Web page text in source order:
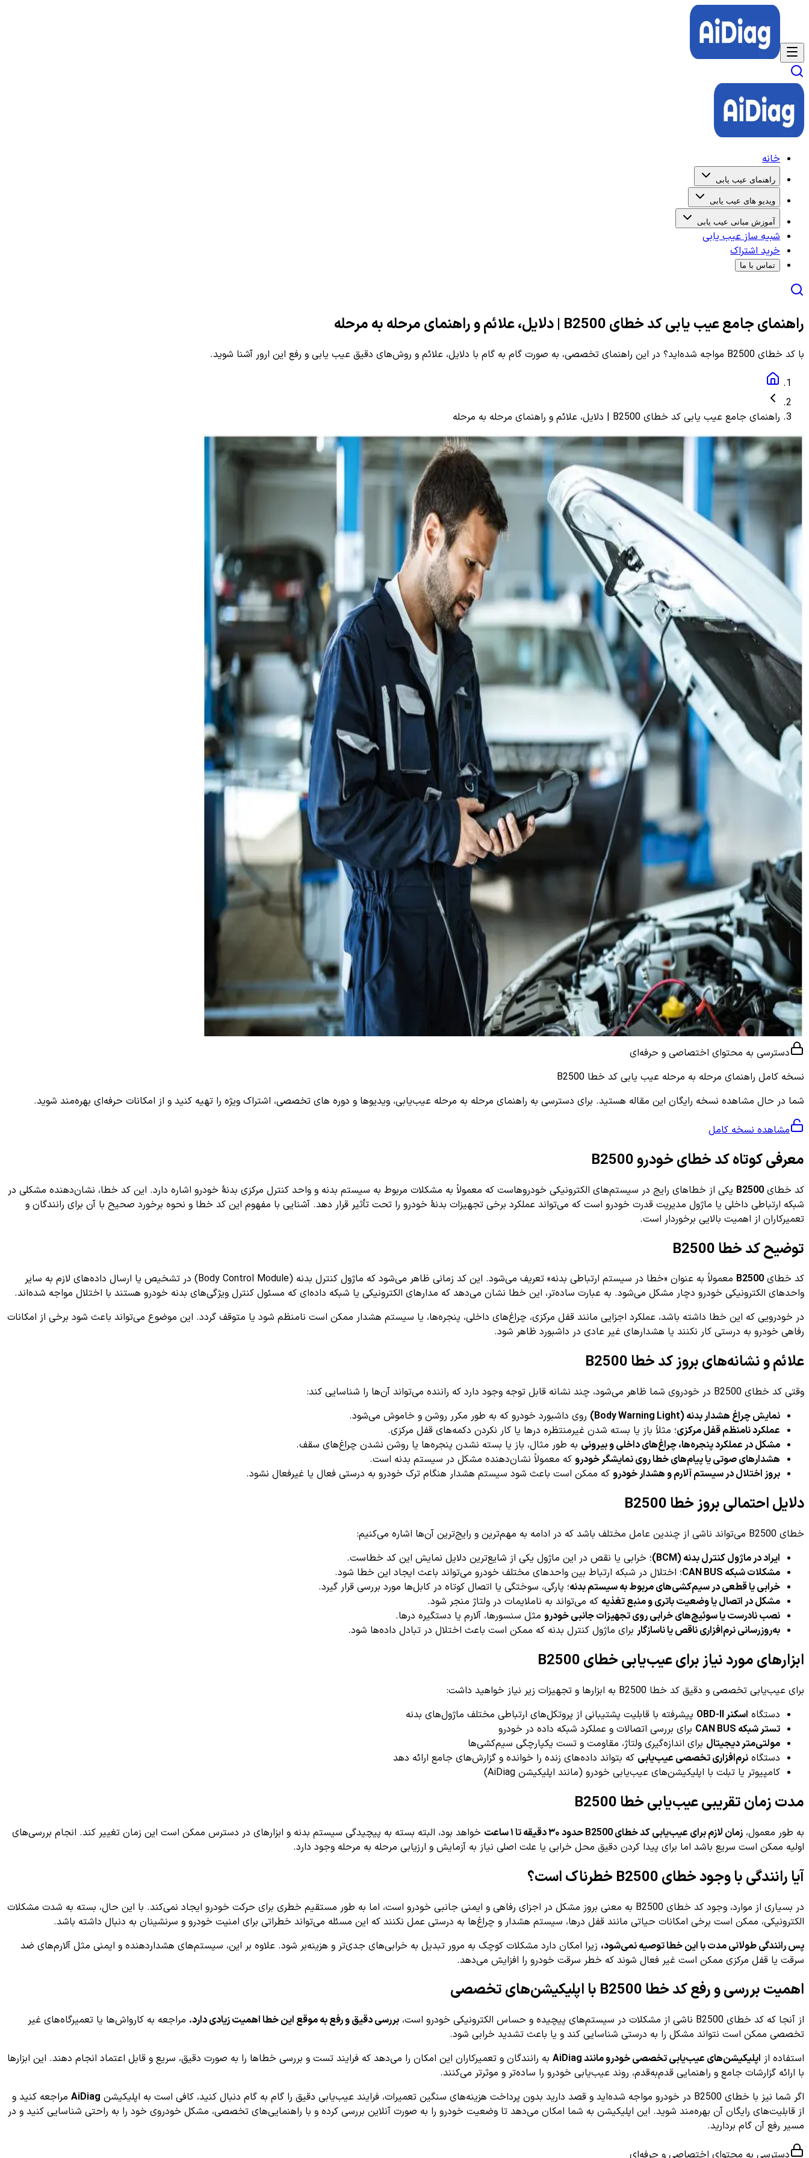
خانه
راهنمای عیب یابی
ویدیو های عیب یابی
آموزش مبانی عیب یابی
شبیه ساز عیب یابی
خرید اشتراک
تماس با ما
راهنمای جامع عیب یابی کد خطای B2500 | دلایل، علائم و راهنمای مرحله به مرحله
با کد خطای B2500 مواجه شده‌اید؟ در این راهنمای تخصصی، به صورت گام به گام با دلایل، علائم و روش‌های دقیق عیب یابی و رفع این ارور آشنا شوید.
راهنمای جامع عیب یابی کد خطای B2500 | دلایل، علائم و راهنمای مرحله به مرحله
دسترسی به محتوای اختصاصی و حرفه‌ای
نسخه کامل راهنمای مرحله به مرحله عیب یابی کد خطا B2500
شما در حال مشاهده نسخه رایگان این مقاله هستید. برای دسترسی به راهنمای مرحله به مرحله عیب‌یابی، ویدیوها و دوره های تخصصی، اشتراک ویژه را تهیه کنید و از امکانات حرفه‌ای بهره‌مند شوید.
مشاهده نسخه کامل
معرفی کوتاه کد خطای خودرو B2500
کد خطای B2500 یکی از خطاهای رایج در سیستم‌های الکترونیکی خودروهاست که معمولاً به مشکلات مربوط به سیستم بدنه و واحد کنترل مرکزی بدنۀ خودرو اشاره دارد. این کد خطا، نشان‌دهنده مشکلی در
شبکه ارتباطی داخلی یا ماژول مدیریت قدرت خودرو است که می‌تواند عملکرد برخی تجهیزات بدنۀ خودرو را تحت تأثیر قرار دهد. آشنایی با مفهوم این کد خطا و نحوه برخورد صحیح با آن برای رانندگان و
تعمیرکاران از اهمیت بالایی برخوردار است.
توضیح کد خطا B2500
کد خطای B2500
معمولاً به عنوان «خطا در سیستم ارتباطی بدنه» تعریف می‌شود. این کد زمانی ظاهر می‌شود که ماژول کنترل بدنه (Body Control Module) در تشخیص یا ارسال داده‌های لازم به سایر
واحدهای الکترونیکی خودرو دچار مشکل می‌شود. به عبارت ساده‌تر، این خطا نشان می‌دهد که مدارهای الکترونیکی یا شبکه داده‌ای که مسئول کنترل ویژگی‌های بدنه خودرو هستند با اختلال مواجه شده‌اند.
در خودرویی که این خطا داشته باشد، عملکرد اجزایی مانند قفل مرکزی، چراغ‌های داخلی، پنجره‌ها، یا سیستم هشدار ممکن است نامنظم شود یا متوقف گردد. این موضوع می‌تواند باعث شود برخی از امکانات
رفاهی خودرو به درستی کار نکنند یا هشدارهای غیر عادی در داشبورد ظاهر شود.
علائم و نشانه‌های بروز کد خطا B2500
وقتی کد خطای B2500 در خودروی شما ظاهر می‌شود، چند نشانه قابل توجه وجود دارد که راننده می‌تواند آن‌ها را شناسایی کند:
نمایش چراغ هشدار بدنه (Body Warning Light)
روی داشبورد خودرو که به طور مکرر روشن و خاموش می‌شود.
عملکرد نامنظم قفل مرکزی؛ مثلاً باز یا بسته شدن غیرمنتظره درها یا کار نکردن دکمه‌های قفل مرکزی.
مشکل در عملکرد پنجره‌ها، چراغ‌های داخلی و بیرونی به طور مثال، باز یا بسته نشدن پنجره‌ها یا روشن نشدن چراغ‌های سقف.
هشدارهای صوتی یا پیام‌های خطا روی نمایشگر خودرو که معمولاً نشان‌دهنده مشکل در سیستم بدنه است.
بروز اختلال در سیستم آلارم و هشدار خودرو که ممکن است باعث شود سیستم هشدار هنگام ترک خودرو به درستی فعال یا غیرفعال نشود.
دلایل احتمالی بروز خطا B2500
خطای B2500 می‌تواند ناشی از چندین عامل مختلف باشد که در ادامه به مهم‌ترین و رایج‌ترین آن‌ها اشاره می‌کنیم:
ایراد در ماژول کنترل بدنه (BCM)
؛ خرابی یا نقص در این ماژول یکی از شایع‌ترین دلایل نمایش این کد خطاست.
مشکلات شبکه CAN BUS
؛ اختلال در شبکه ارتباط بین واحدهای مختلف خودرو می‌تواند باعث ایجاد این خطا شود.
خرابی یا قطعی در سیم‌کشی‌های مربوط به سیستم بدنه؛ پارگی، سوختگی یا اتصال کوتاه در کابل‌ها مورد بررسی قرار گیرد.
مشکل در اتصال یا وضعیت باتری و منبع تغذیه که می‌تواند به ناملایمات در ولتاژ منجر شود.
نصب نادرست یا سوئیچ‌های خرابی روی تجهیزات جانبی خودرو مثل سنسورها، آلارم یا دستگیره درها.
به‌روزرسانی نرم‌افزاری ناقص یا ناسازگار برای ماژول کنترل بدنه که ممکن است باعث اختلال در تبادل داده‌ها شود.
ابزارهای مورد نیاز برای عیب‌یابی خطای B2500
برای عیب‌یابی تخصصی و دقیق کد خطا B2500 به ابزارها و تجهیزات زیر نیاز خواهید داشت:
دستگاه اسکنر OBD-II
پیشرفته با قابلیت پشتیبانی از پروتکل‌های ارتباطی مختلف ماژول‌های بدنه
تستر شبکه CAN BUS
برای بررسی اتصالات و عملکرد شبکه داده در خودرو
مولتی‌متر دیجیتال برای اندازه‌گیری ولتاژ، مقاومت و تست یکپارچگی سیم‌کشی‌ها
دستگاه نرم‌افزاری تخصصی عیب‌یابی که بتواند داده‌های زنده را خوانده و گزارش‌های جامع ارائه دهد
کامپیوتر یا تبلت با اپلیکیشن‌های عیب‌یابی خودرو (مانند اپلیکیشن AiDiag)
مدت زمان تقریبی عیب‌یابی خطا B2500
به طور معمول، زمان لازم برای عیب‌یابی کد خطای B2500 حدود ۳۰ دقیقه تا ۱ ساعت
خواهد بود، البته بسته به پیچیدگی سیستم بدنه و ابزارهای در دسترس ممکن است این زمان تغییر کند. انجام بررسی‌های
اولیه ممکن است سریع باشد اما برای پیدا کردن دقیق محل خرابی یا علت اصلی نیاز به آزمایش و ارزیابی مرحله به مرحله وجود دارد.
آیا رانندگی با وجود خطای B2500 خطرناک است؟
در بسیاری از موارد، وجود کد خطای B2500 به معنی بروز مشکل در اجزای رفاهی و ایمنی جانبی خودرو است، اما به طور مستقیم خطری برای حرکت خودرو ایجاد نمی‌کند. با این حال، بسته به شدت مشکلات
الکترونیکی، ممکن است برخی امکانات حیاتی مانند قفل درها، سیستم هشدار و چراغ‌ها به درستی عمل نکنند که این مسئله می‌تواند خطراتی برای امنیت خودرو و سرنشینان به دنبال داشته باشد.
پس رانندگی طولانی مدت با این خطا توصیه نمی‌شود، زیرا امکان دارد مشکلات کوچک به مرور تبدیل به خرابی‌های جدی‌تر و هزینه‌بر شود. علاوه بر این، سیستم‌های هشداردهنده و ایمنی مثل آلارم‌های ضد
سرقت یا قفل مرکزی ممکن است غیر فعال شوند که خطر سرقت خودرو را افزایش می‌دهد.
اهمیت بررسی و رفع کد خطا B2500 با اپلیکیشن‌های تخصصی
از آنجا که کد خطای B2500 ناشی از مشکلات در سیستم‌های پیچیده و حساس الکترونیکی خودرو است، بررسی دقیق و رفع به موقع این خطا اهمیت زیادی دارد. مراجعه به کارواش‌ها یا تعمیرگاه‌های غیر
تخصصی ممکن است نتواند مشکل را به درستی شناسایی کند و یا باعث تشدید خرابی‌ شود.
استفاده از اپلیکیشن‌های عیب‌یابی تخصصی خودرو مانند AiDiag
به رانندگان و تعمیرکاران این امکان را می‌دهد که فرایند تست و بررسی خطاها را به صورت دقیق، سریع و قابل اعتماد انجام دهند. این ابزارها
با ارائه گزارشات جامع و راهنمایی قدم‌به‌قدم، روند عیب‌یابی خودرو را ساده‌تر و موثرتر می‌کنند.
اگر شما نیز با خطای B2500 در خودرو مواجه شده‌اید و قصد دارید بدون پرداخت هزینه‌های سنگین تعمیرات، فرایند عیب‌یابی دقیق را گام به گام دنبال کنید، کافی است به اپلیکیشن
AiDiag مراجعه کنید و
از قابلیت‌های رایگان آن بهره‌مند شوید. این اپلیکیشن به شما امکان می‌دهد تا وضعیت خودرو را به صورت آنلاین بررسی کرده و با راهنمایی‌های تخصصی، مشکل خودروی خود را به راحتی شناسایی کنید و در
مسیر رفع آن گام بردارید.